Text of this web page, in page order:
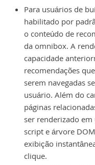
Para usuários de
habilitado por
o conteúdo de
da omnibox. A
capacidade
recomendações
serem navegadas
usuário. Além do
páginas
ser renderizado
script e árvore
exibição
clique.